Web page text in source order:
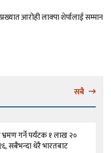
आरोही लाक्पा शेर्पालाई सम्मान
सबै
भ्रमण गर्ने पर्यटक १ लाख २०
सबैभन्दा धेरै भारतबाट